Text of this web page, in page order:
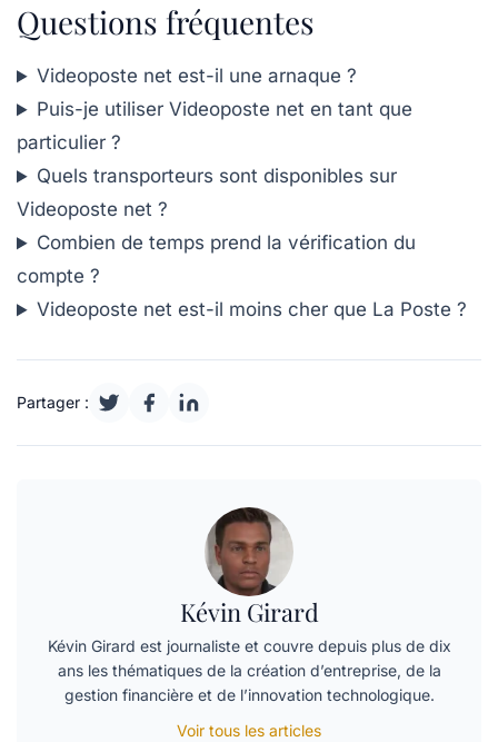
Questions fréquentes
Videoposte net est-il une arnaque ?
Puis-je utiliser Videoposte net en tant que
particulier ?
Quels transporteurs sont disponibles sur
Videoposte net ?
Combien de temps prend la vérification du
compte ?
Videoposte net est-il moins cher que La Poste ?
Partager :
Kévin Girard
Kévin Girard est journaliste et couvre depuis plus de dix
ans les thématiques de la création d’entreprise, de la
gestion financière et de l’innovation technologique.
Voir tous les articles